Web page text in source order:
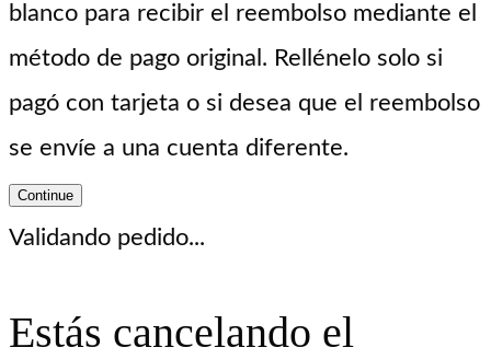
blanco para recibir el reembolso mediante el
método de pago original. Rellénelo solo si
pagó con tarjeta o si desea que el reembolso
se envíe a una cuenta diferente.
Continue
Validando pedido...
Estás cancelando el